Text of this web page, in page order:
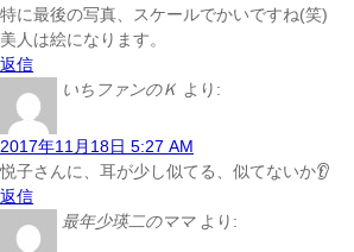
特に最後の写真、スケールでかいですね(笑)
美人は絵になります。
返信
いちファンのＫ より:
2017年11月18日 5:27 AM
悦子さんに、耳が少し似てる、似てないか👂
返信
最年少瑛二のママ より: